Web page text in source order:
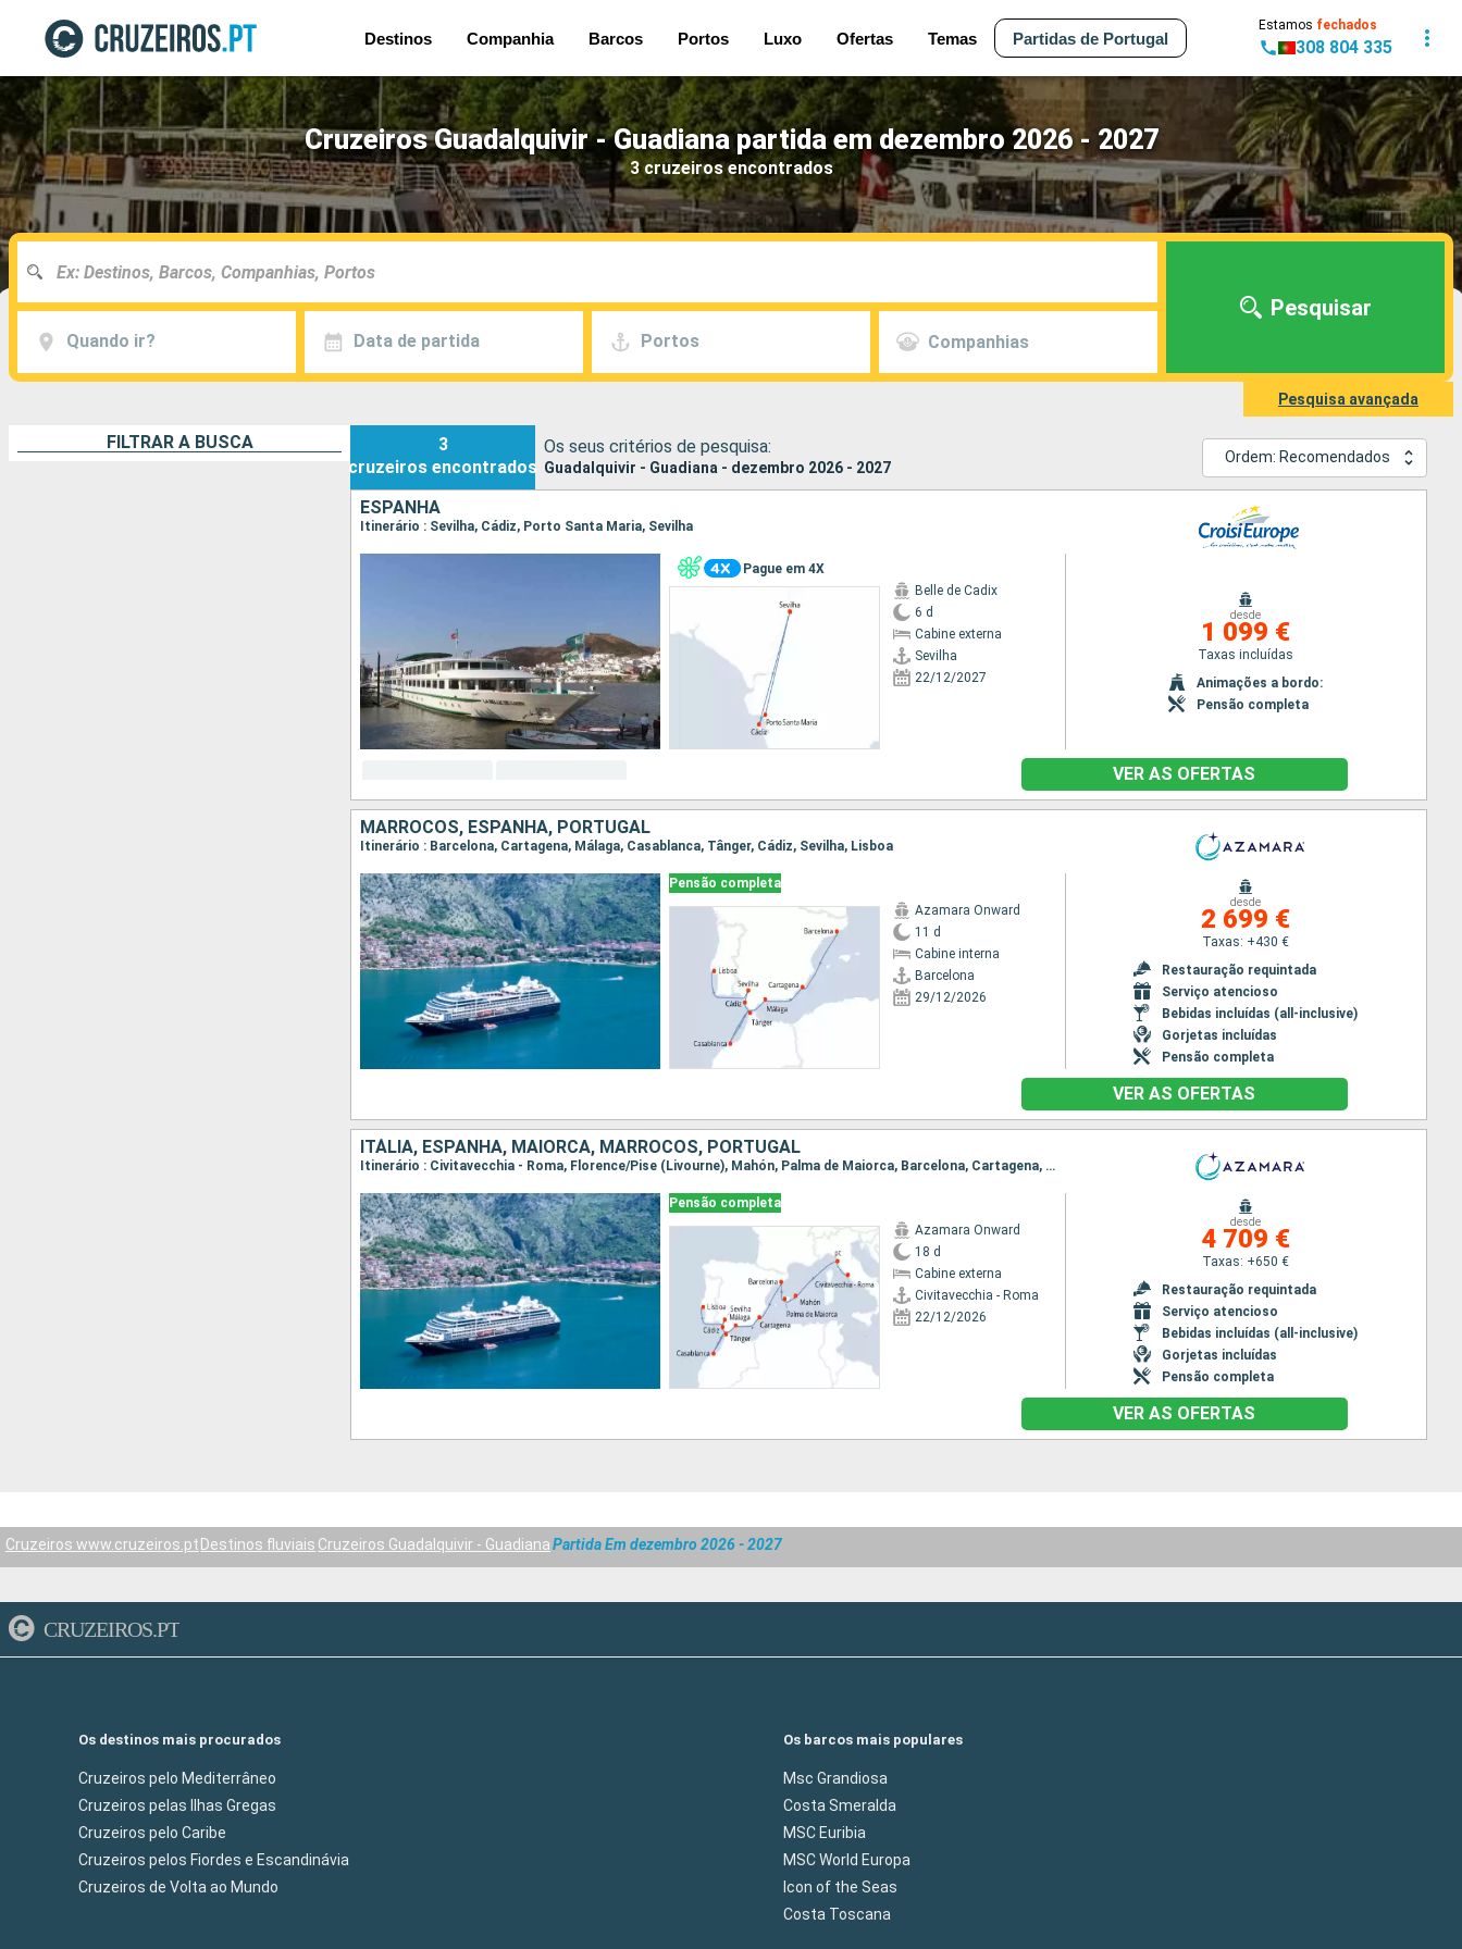
Destinos Companhia Barcos Portos Luxo Ofertas Temas Partidas de Portugal
Estamos fechados
308 804 335
Cruzeiros Guadalquivir - Guadiana partida em dezembro 2026 - 2027
3 cruzeiros encontrados
Quando ir? Data de partida Portos Companhias
Pesquisar
Pesquisa avançada
FILTRAR A BUSCA
3
cruzeiros encontrados
Os seus critérios de pesquisa:
Guadalquivir - Guadiana - dezembro 2026 - 2027
Ordem: Recomendados
ESPANHA
Itinerário : Sevilha, Cádiz, Porto Santa Maria, Sevilha
Pague em 4X
Belle de Cadix
6 d
Cabine externa
Sevilha
22/12/2027
desde
1 099 €
Taxas incluídas
Animações a bordo:
Pensão completa
VER AS OFERTAS
MARROCOS, ESPANHA, PORTUGAL
Itinerário : Barcelona, Cartagena, Málaga, Casablanca, Tânger, Cádiz, Sevilha, Lisboa
Pensão completa
Azamara Onward
11 d
Cabine interna
Barcelona
29/12/2026
desde
2 699 €
Taxas: +430 €
Restauração requintada
Serviço atencioso
Bebidas incluídas (all-inclusive)
Gorjetas incluídas
Pensão completa
VER AS OFERTAS
ITÁLIA, ESPANHA, MAIORCA, MARROCOS, PORTUGAL
Itinerário : Civitavecchia - Roma, Florence/Pise (Livourne), Mahón, Palma de Maiorca, Barcelona, Cartagena, Málaga, Casablanca, Tânger, Cádiz, Sevilha, Lisboa
Pensão completa
Azamara Onward
18 d
Cabine externa
Civitavecchia - Roma
22/12/2026
desde
4 709 €
Taxas: +650 €
Restauração requintada
Serviço atencioso
Bebidas incluídas (all-inclusive)
Gorjetas incluídas
Pensão completa
VER AS OFERTAS
Cruzeiros www.cruzeiros.pt Destinos fluviais Cruzeiros Guadalquivir - GuadianaPartida Em dezembro 2026 - 2027
CRUZEIROS.PT
Os destinos mais procurados
Cruzeiros pelo Mediterrâneo
Cruzeiros pelas Ilhas Gregas
Cruzeiros pelo Caribe
Cruzeiros pelos Fiordes e Escandinávia
Cruzeiros de Volta ao Mundo
Os barcos mais populares
Msc Grandiosa
Costa Smeralda
MSC Euribia
MSC World Europa
Icon of the Seas
Costa Toscana